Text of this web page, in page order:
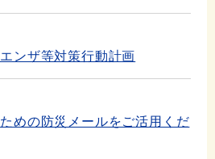
ンザ等対策行動計画
めの防災メールをご活用くだ